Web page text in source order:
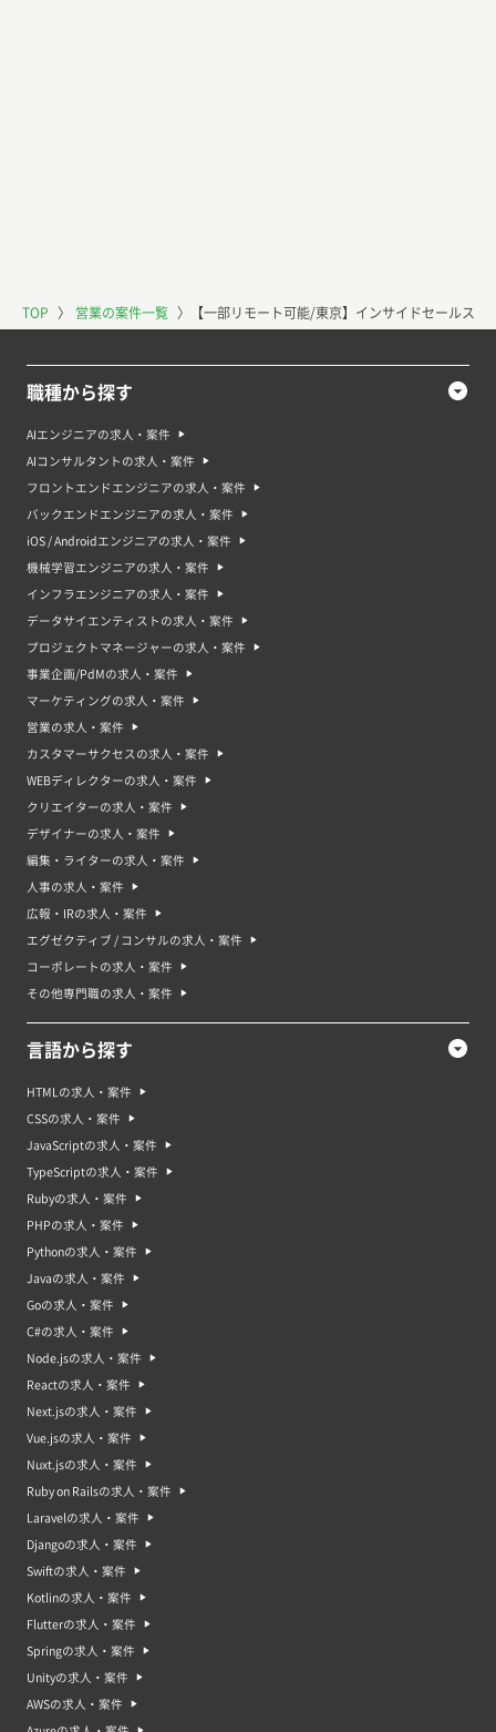
TOP 〉 営業の案件一覧 〉 【一部リモート可能/東京】インサイドセールス担
職種から探す
AIエンジニアの求人・案件
AIコンサルタントの求人・案件
フロントエンドエンジニアの求人・案件
バックエンドエンジニアの求人・案件
iOS / Androidエンジニアの求人・案件
機械学習エンジニアの求人・案件
インフラエンジニアの求人・案件
データサイエンティストの求人・案件
プロジェクトマネージャーの求人・案件
事業企画/PdMの求人・案件
マーケティングの求人・案件
営業の求人・案件
カスタマーサクセスの求人・案件
WEBディレクターの求人・案件
クリエイターの求人・案件
デザイナーの求人・案件
編集・ライターの求人・案件
人事の求人・案件
広報・IRの求人・案件
エグゼクティブ / コンサルの求人・案件
コーポレートの求人・案件
その他専門職の求人・案件
言語から探す
HTMLの求人・案件
CSSの求人・案件
JavaScriptの求人・案件
TypeScriptの求人・案件
Rubyの求人・案件
PHPの求人・案件
Pythonの求人・案件
Javaの求人・案件
Goの求人・案件
C#の求人・案件
Node.jsの求人・案件
Reactの求人・案件
Next.jsの求人・案件
Vue.jsの求人・案件
Nuxt.jsの求人・案件
Ruby on Railsの求人・案件
Laravelの求人・案件
Djangoの求人・案件
Swiftの求人・案件
Kotlinの求人・案件
Flutterの求人・案件
Springの求人・案件
Unityの求人・案件
AWSの求人・案件